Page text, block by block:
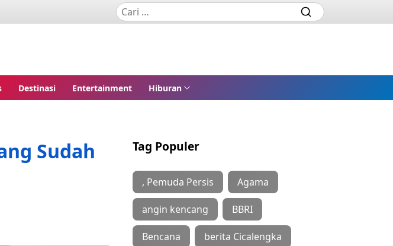
Destinasi Entertainment Hiburan
Sudah
Tag Populer
, Pemuda Persis Agama
angin kencang BBRI
Bencana berita Cicalengka